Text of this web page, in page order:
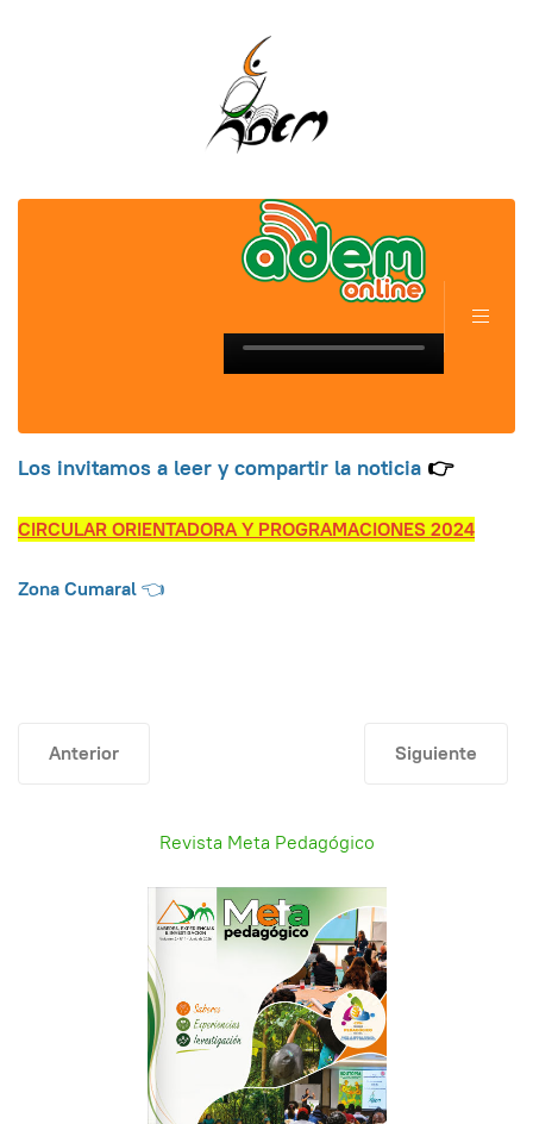
Los invitamos a leer y compartir la noticia 👉
CIRCULAR ORIENTADORA Y PROGRAMACIONES 2024
Zona Cumaral👈
Artículo anterior: CIRCULAR ORIENTADORA Y
Anterior Artículo
Siguiente
Revista Meta Pedagógico